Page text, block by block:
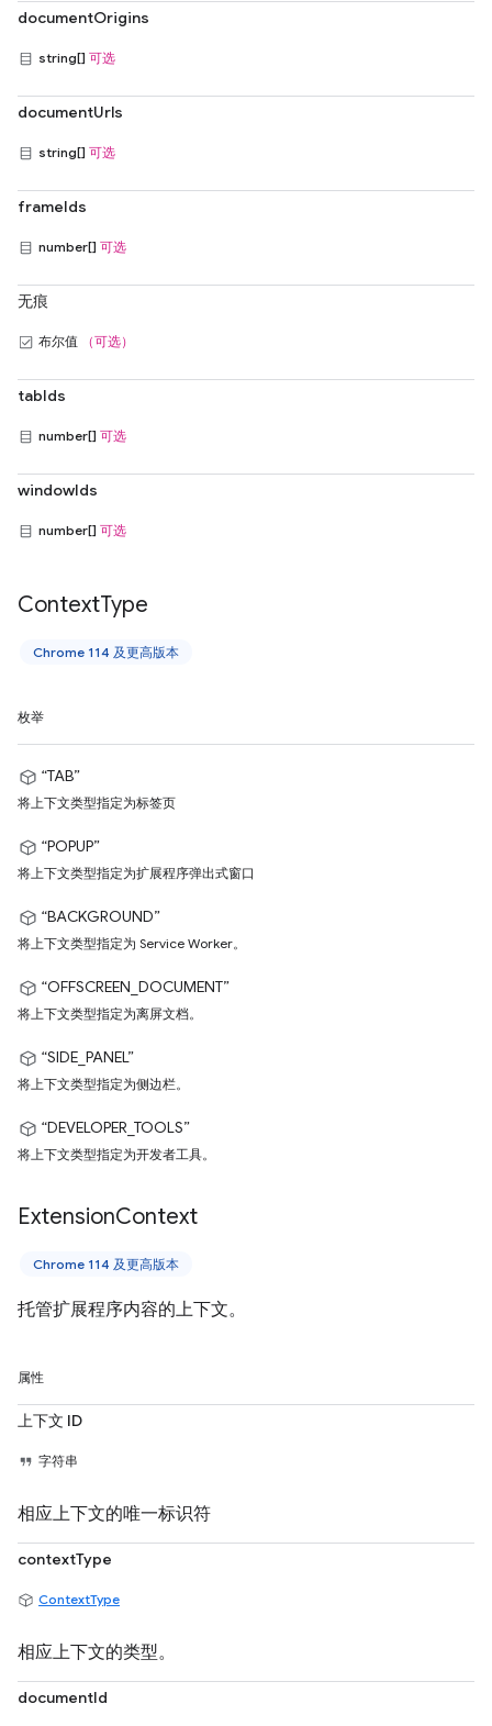
documentOrigins
string[] 可选
documentUrls
string[] 可选
frameIds
number[] 可选
无痕
布尔值 （可选）
tabIds
number[] 可选
windowIds
number[] 可选
ContextType
Chrome 114 及更高版本
枚举
“TAB”
将上下文类型指定为标签页
“POPUP”
将上下文类型指定为扩展程序弹出式窗口
“BACKGROUND”
将上下文类型指定为 Service Worker。
“OFFSCREEN_DOCUMENT”
将上下文类型指定为离屏文档。
“SIDE_PANEL”
将上下文类型指定为侧边栏。
“DEVELOPER_TOOLS”
将上下文类型指定为开发者工具。
ExtensionContext
Chrome 114 及更高版本
托管扩展程序内容的上下文。
属性
上下文 ID
字符串
相应上下文的唯一标识符
contextType
ContextType
相应上下文的类型。
documentId